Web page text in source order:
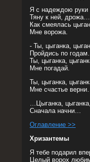
Я с надеждою руки
Тяну к ней, дрожа…
Как смеялась
Мне ворожа.
- Ты, цыганка,
Пройдись по
Ты, цыганка,
Мне погадай.
Ты, цыганка,
Мне счастье
…Цыганка,
Сначала начни…
Оглавление >>
Хризантемы
Я тебе подарил
Целый ворох